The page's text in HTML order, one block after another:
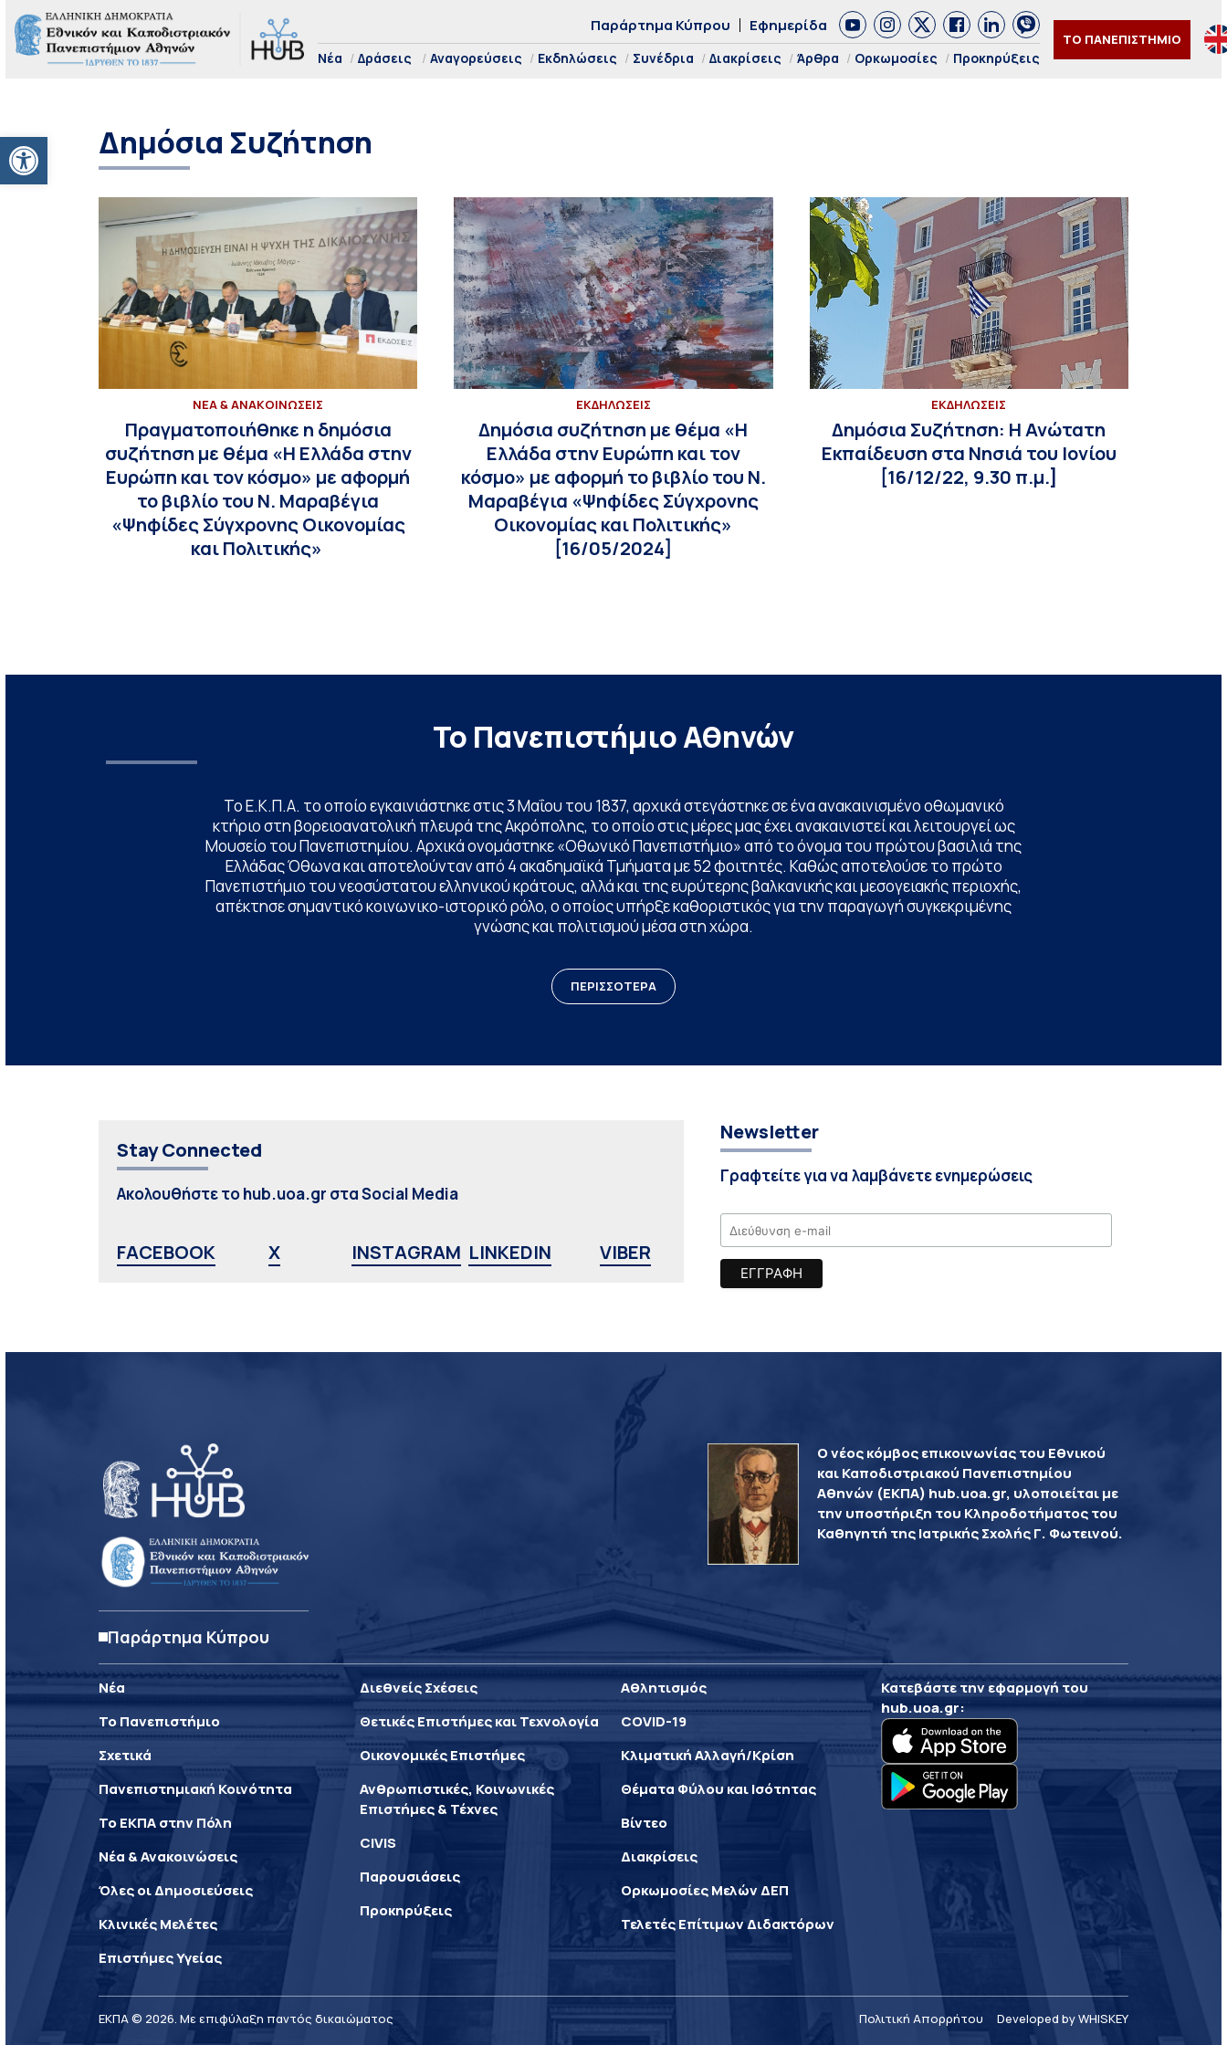
Ανοίξτε τη γραμμή εργαλείων
Παράρτημα Κύπρου Εφημερίδα
Νέα Δράσεις Αναγορεύσεις Εκδηλώσεις Συνέδρια Διακρίσεις Άρθρα Ορκωμοσίες Προκηρύξεις
ΤΟ ΠΑΝΕΠΙΣΤΗΜΙΟ
Δημόσια Συζήτηση
ΝΕΑ & ΑΝΑΚΟΙΝΩΣΕΙΣ
Πραγματοποιήθηκε η δημόσια
συζήτηση με θέμα «Η Ελλάδα στην
Ευρώπη και τον κόσμο» με αφορμή
το βιβλίο του Ν. Μαραβέγια
«Ψηφίδες Σύγχρονης Οικονομίας
και Πολιτικής»
ΕΚΔΗΛΩΣΕΙΣ
Δημόσια συζήτηση με θέμα «Η
Ελλάδα στην Ευρώπη και τον
κόσμο» με αφορμή το βιβλίο του Ν.
Μαραβέγια «Ψηφίδες Σύγχρονης
Οικονομίας και Πολιτικής»
[16/05/2024]
ΕΚΔΗΛΩΣΕΙΣ
Δημόσια Συζήτηση: Η Ανώτατη
Εκπαίδευση στα Νησιά του Ιονίου
[16/12/22, 9.30 π.μ.]
Το Πανεπιστήμιο Αθηνών
Το Ε.Κ.Π.Α. το οποίο εγκαινιάστηκε στις 3 Μαΐου του 1837, αρχικά στεγάστηκε σε ένα ανακαινισμένο οθωμανικό
κτήριο στη βορειοανατολική πλευρά της Ακρόπολης, το οποίο στις μέρες μας έχει ανακαινιστεί και λειτουργεί ως
Μουσείο του Πανεπιστημίου. Αρχικά ονομάστηκε «Οθωνικό Πανεπιστήμιο» από το όνομα του πρώτου βασιλιά της
Ελλάδας Όθωνα και αποτελούνταν από 4 ακαδημαϊκά Τμήματα με 52 φοιτητές. Καθώς αποτελούσε το πρώτο
Πανεπιστήμιο του νεοσύστατου ελληνικού κράτους, αλλά και της ευρύτερης βαλκανικής και μεσογειακής περιοχής,
απέκτησε σημαντικό κοινωνικο-ιστορικό ρόλο, ο οποίος υπήρξε καθοριστικός για την παραγωγή συγκεκριμένης
γνώσης και πολιτισμού μέσα στη χώρα.
ΠΕΡΙΣΣΟΤΕΡΑ
Stay Connected
Ακολουθήστε το hub.uoa.gr στα Social Media
FACEBOOK X INSTAGRAM LINKEDIN VIBER
Newsletter
Γραφτείτε για να λαμβάνετε ενημερώσεις
Παράρτημα Κύπρου
Ο νέος κόμβος επικοινωνίας του Εθνικού
και Καποδιστριακού Πανεπιστημίου
Αθηνών (ΕΚΠΑ) hub.uoa.gr, υλοποιείται με
την υποστήριξη του Κληροδοτήματος του
Καθηγητή της Ιατρικής Σχολής Γ. Φωτεινού.
Νέα
Το Πανεπιστήμιο
Σχετικά
Πανεπιστημιακή Κοινότητα
Το ΕΚΠΑ στην Πόλη
Νέα & Ανακοινώσεις
Όλες οι Δημοσιεύσεις
Κλινικές Μελέτες
Επιστήμες Υγείας
Διεθνείς Σχέσεις
Θετικές Επιστήμες και Τεχνολογία
Οικονομικές Επιστήμες
Ανθρωπιστικές, Κοινωνικές
Επιστήμες & Τέχνες
CIVIS
Παρουσιάσεις
Προκηρύξεις
Αθλητισμός
COVID-19
Κλιματική Αλλαγή/Κρίση
Θέματα Φύλου και Ισότητας
Βίντεο
Διακρίσεις
Ορκωμοσίες Μελών ΔΕΠ
Τελετές Επίτιμων Διδακτόρων
Κατεβάστε την εφαρμογή του
hub.uoa.gr:
ΕΚΠΑ © 2026. Με επιφύλαξη παντός δικαιώματος Πολιτική Απορρήτου Developed by WHISKEY